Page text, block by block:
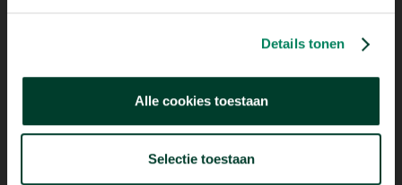
Details tonen
Alle cookies toestaan
Selectie toestaan